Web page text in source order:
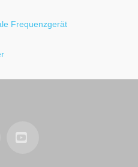
Frequenzgerät